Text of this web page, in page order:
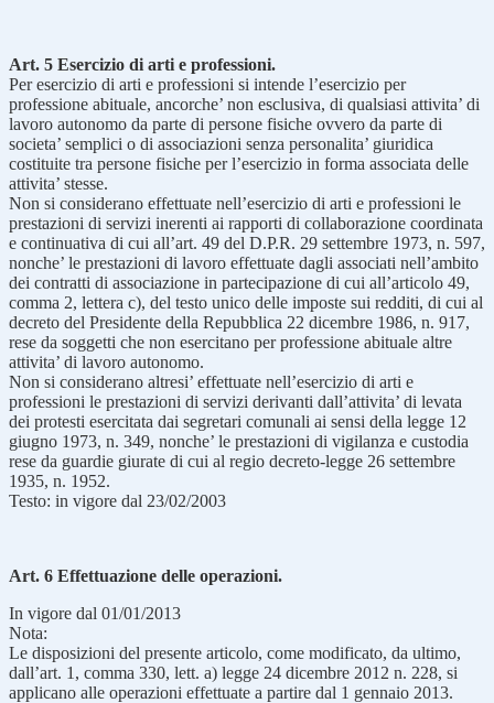
Art. 5 Esercizio di arti e professioni.
Per esercizio di arti e professioni si intende l’esercizio per
professione abituale, ancorche’ non esclusiva, di qualsiasi attivita’ di
lavoro autonomo da parte di persone fisiche ovvero da parte di
societa’ semplici o di associazioni senza personalita’ giuridica
costituite tra persone fisiche per l’esercizio in forma associata delle
attivita’ stesse.
Non si considerano effettuate nell’esercizio di arti e professioni le
prestazioni di servizi inerenti ai rapporti di collaborazione coordinata
e continuativa di cui all’art. 49 del D.P.R. 29 settembre 1973, n. 597,
nonche’ le prestazioni di lavoro effettuate dagli associati nell’ambito
dei contratti di associazione in partecipazione di cui all’articolo 49,
comma 2, lettera c), del testo unico delle imposte sui redditi, di cui al
decreto del Presidente della Repubblica 22 dicembre 1986, n. 917,
rese da soggetti che non esercitano per professione abituale altre
attivita’ di lavoro autonomo.
Non si considerano altresi’ effettuate nell’esercizio di arti e
professioni le prestazioni di servizi derivanti dall’attivita’ di levata
dei protesti esercitata dai segretari comunali ai sensi della legge 12
giugno 1973, n. 349, nonche’ le prestazioni di vigilanza e custodia
rese da guardie giurate di cui al regio decreto-legge 26 settembre
1935, n. 1952.
Testo: in vigore dal 23/02/2003
Art. 6 Effettuazione delle operazioni.
In vigore dal 01/01/2013
Nota:
Le disposizioni del presente articolo, come modificato, da ultimo,
dall’art. 1, comma 330, lett. a) legge 24 dicembre 2012 n. 228, si
applicano alle operazioni effettuate a partire dal 1 gennaio 2013.